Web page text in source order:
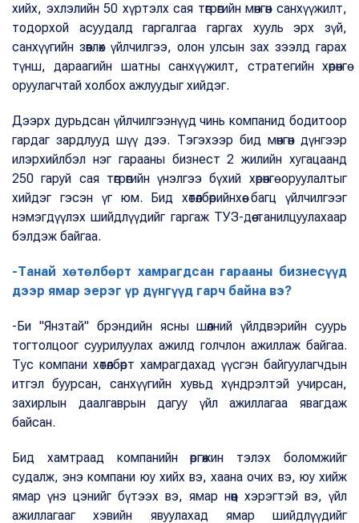
хийх, эхлэлийн 50 хүртэлх сая төгрөгийн мөнгөн санхүүжилт,
тодорхой асуудалд гаргалгаа гаргах хууль эрх зүй,
санхүүгийн зөвлөх үйлчилгээ, олон улсын зах зээлд гарах
түнш, дараагийн шатны санхүүжилт, стратегийн хөрөнгө
оруулагчтай холбох ажлуудыг хийдэг.
Дээрх дурьдсан үйлчилгээнүүд чинь компанид бодитоор
гардаг зардлууд шүү дээ. Тэгэхээр бид мөнгөн дүнгээр
илэрхийлбэл нэг гарааны бизнест 2 жилийн хугацаанд
250 гаруй сая төгрөгийн үнэлгээ бүхий хөрөнгө оруулалтыг
хийдэг гэсэн үг юм. Бид хөтөлбөрийнхөө багц үйлчилгээг
нэмэгдүүлэх шийдлүүдийг гаргаж ТУЗ-дөө танилцуулахаар
бэлдэж байгаа.
-Танай хөтөлбөрт хамрагдсан гарааны бизнесүүд
дээр ямар эерэг үр дүнгүүд гарч байна вэ?
-Би "Янзтай" брэндийн ясны шөлний үйлдвэрийн суурь
тогтолцоог суурилуулах ажилд голчлон ажиллаж байгаа.
Тус компани хөтөлбөрт хамрагдахад үүсгэн байгуулагчдын
итгэл буурсан, санхүүгийн хувьд хүндрэлтэй учирсан,
захирлын даалгаврын дагуу үйл ажиллагаа явагдаж
байсан.
Бид хамтраад компанийн өргөжин тэлэх боломжийг
судалж, энэ компани юу хийх вэ, хаана очих вэ, юу хийж
ямар үнэ цэнийг бүтээх вэ, ямар нөөц хэрэгтэй вэ, үйл
ажиллагааг хэвийн явуулахад ямар шийдлүүдийг